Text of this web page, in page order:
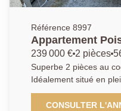
Référence 8997
Appartement
239 000 € 2 pièces
Superbe 2 pièces au
Idéalement situé en
magnifique 2 pièces
chambres) allie à la perfection le charme de l'ancien
CONSULTER